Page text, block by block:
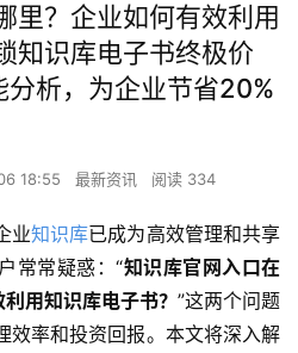
里？企业如何有效利用
知识库电子书终极价
析，为企业节省20%
18:55 最新资讯 阅读 334
业知识库已成为高效管理和共享
常常疑惑：“知识库官网入口在
用知识库电子书？ ”这两个问题
效率和投资回报。本文将深入解